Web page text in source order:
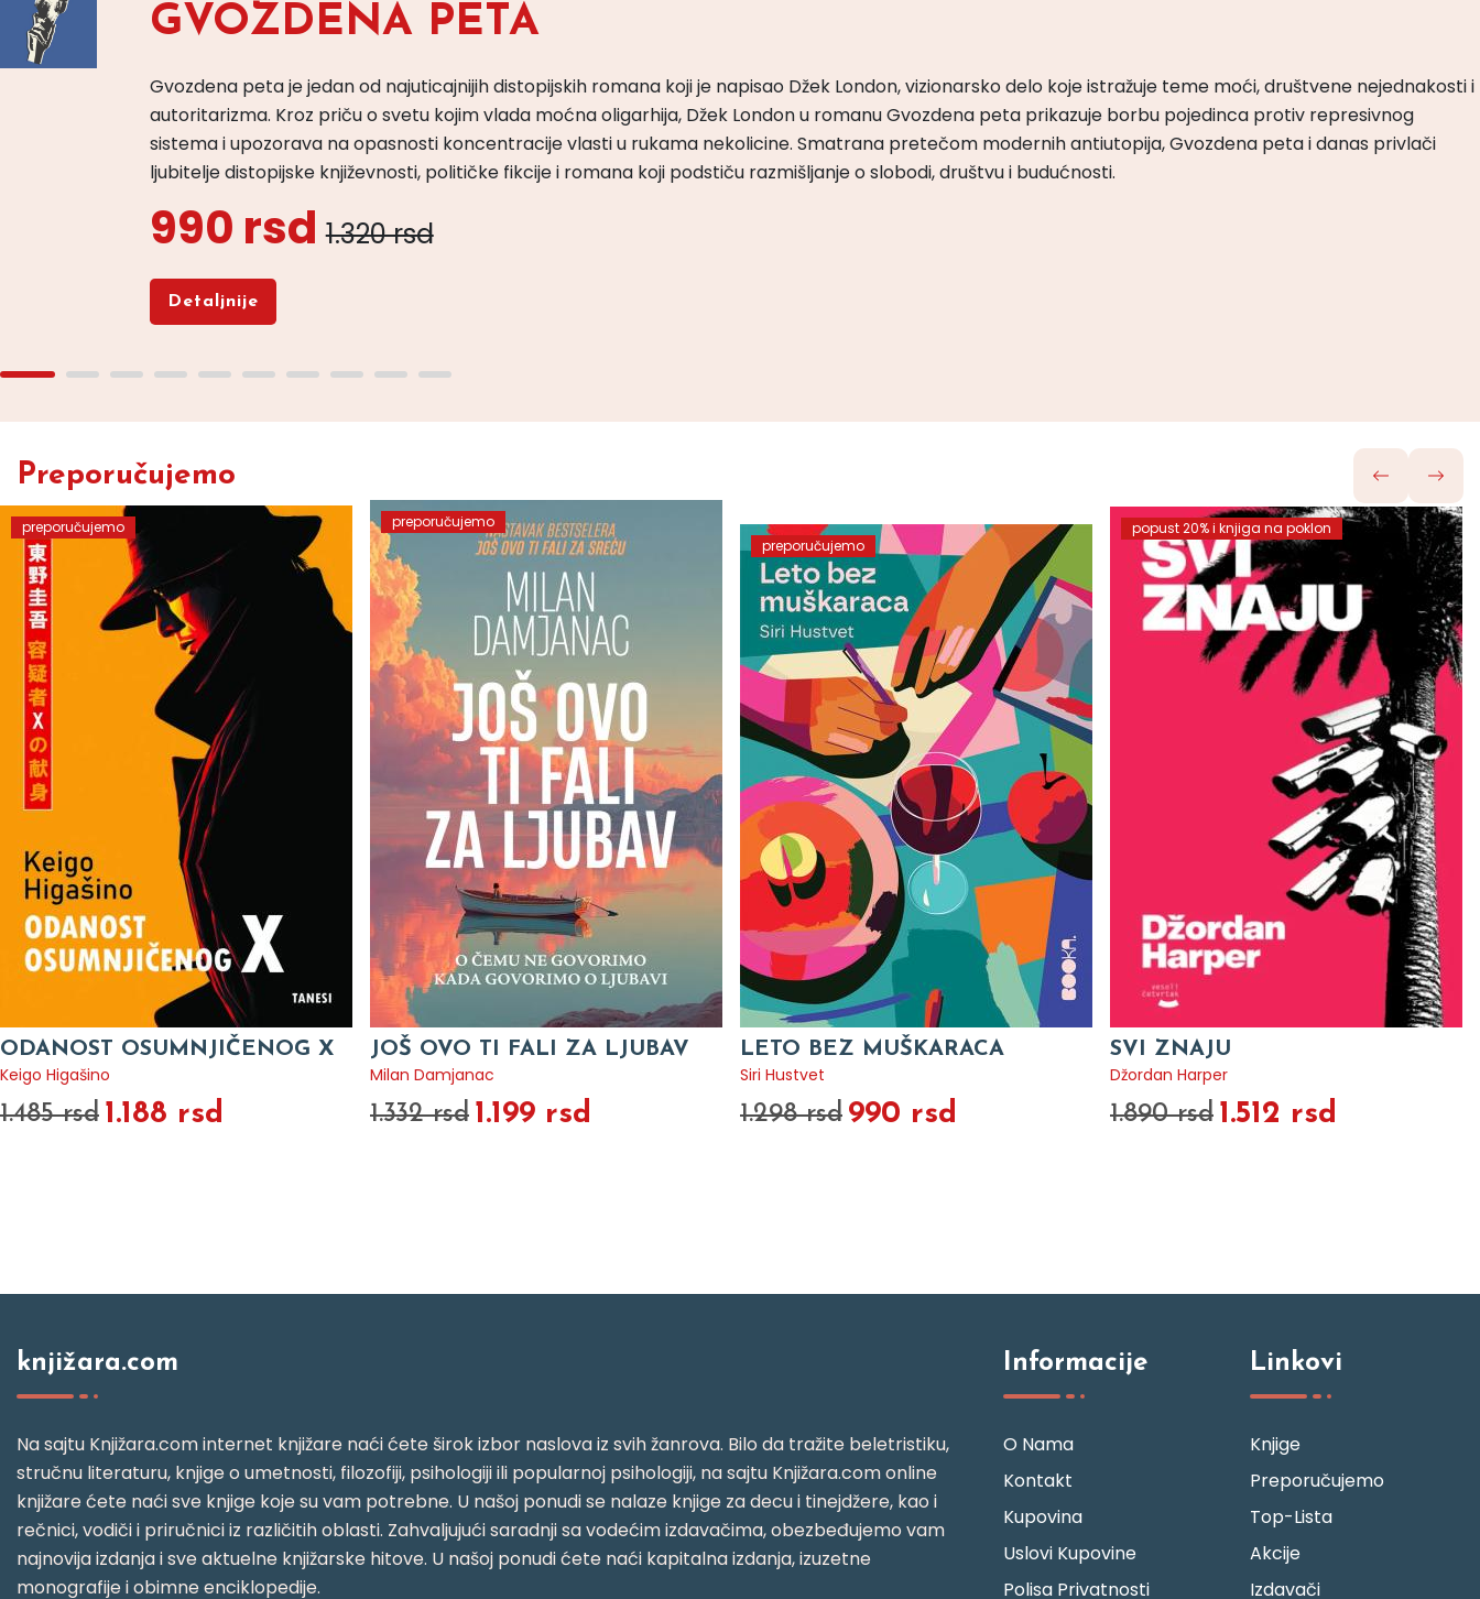
GVOZDENA PETA
Gvozdena peta je jedan od najuticajnijih distopijskih romana koji je napisao Džek London, vizionarsko delo koje istražuje teme moći, društvene nejednakosti i
autoritarizma. Kroz priču o svetu kojim vlada moćna oligarhija, Džek London u romanu Gvozdena peta prikazuje borbu pojedinca protiv represivnog
sistema i upozorava na opasnosti koncentracije vlasti u rukama nekolicine. Smatrana pretečom modernih antiutopija, Gvozdena peta i danas privlači
ljubitelje distopijske književnosti, političke fikcije i romana koji podstiču razmišljanje o slobodi, društvu i budućnosti.
990 rsd 1.320 rsd
Detaljnije
Preporučujemo
preporučujemo
ODANOST OSUMNJIČENOG X
Keigo Higašino
1.485 rsd 1.188 rsd
preporučujemo
JOŠ OVO TI FALI ZA LJUBAV
Milan Damjanac
1.332 rsd 1.199 rsd
preporučujemo
LETO BEZ MUŠKARACA
Siri Hustvet
1.298 rsd 990 rsd
popust 20% i knjiga na poklon
SVI ZNAJU
Džordan Harper
1.890 rsd 1.512 rsd
knjižara.com
Na sajtu Knjižara.com internet knjižare naći ćete širok izbor naslova iz svih žanrova. Bilo da tražite beletristiku,
stručnu literaturu, knjige o umetnosti, filozofiji, psihologiji ili popularnoj psihologiji, na sajtu Knjižara.com online
knjižare ćete naći sve knjige koje su vam potrebne. U našoj ponudi se nalaze knjige za decu i tinejdžere, kao i
rečnici, vodiči i priručnici iz različitih oblasti. Zahvaljujući saradnji sa vodećim izdavačima, obezbeđujemo vam
najnovija izdanja i sve aktuelne knjižarske hitove. U našoj ponudi ćete naći kapitalna izdanja, izuzetne
monografije i obimne enciklopedije.
Informacije
O Nama
Kontakt
Kupovina
Uslovi Kupovine
Polisa Privatnosti
Linkovi
Knjige
Preporučujemo
Top-Lista
Akcije
Izdavači